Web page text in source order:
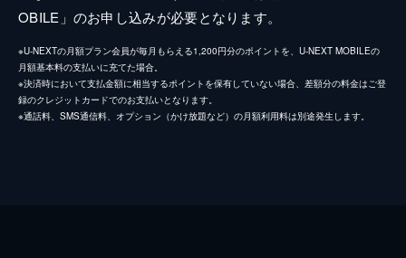
OBILE」のお申し込みが必要となります。
※U-NEXTの月額プラン会員が毎月もらえる1,200円分のポイントを、U-NEXT MOBILEの
月額基本料の支払いに充てた場合。
※決済時において支払金額に相当するポイントを保有していない場合、差額分の料金はご登
録のクレジットカードでのお支払いとなります。
※通話料、SMS通信料、オプション（かけ放題など）の月額利用料は別途発生します。